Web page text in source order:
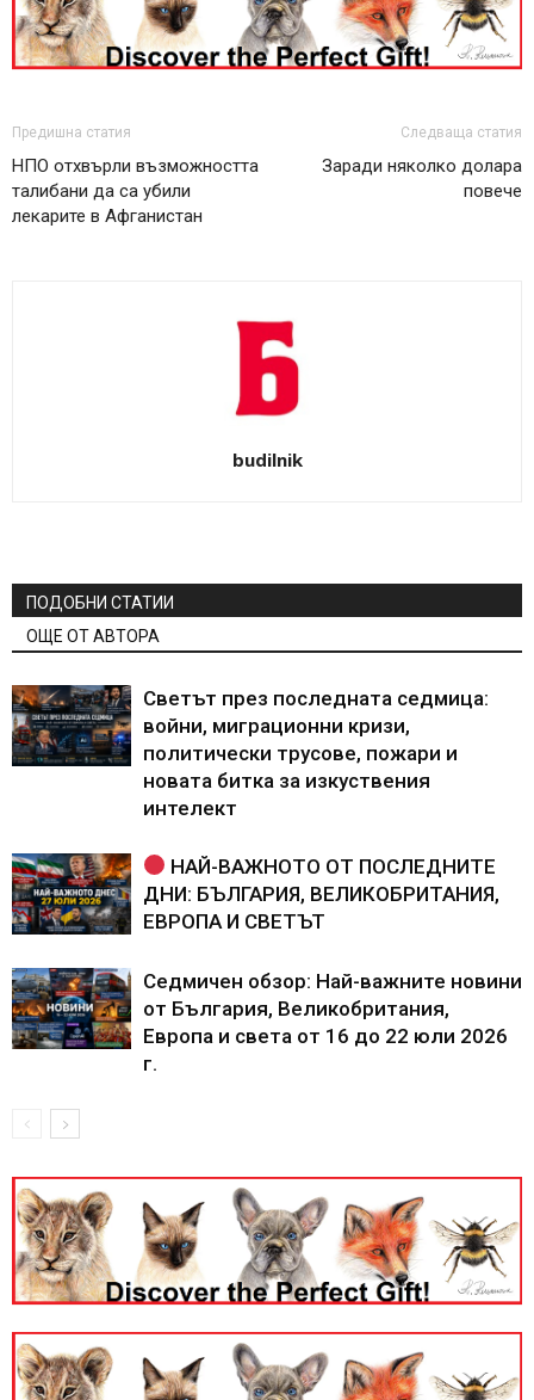
Предишна статия
НПО отхвърли възможността
талибани да са убили
лекарите в Афганистан
Следваща статия
Заради няколко долара
повече
budilnik
ПОДОБНИ СТАТИИ
ОЩЕ ОТ АВТОРА
Светът през последната седмица:
войни, миграционни кризи,
политически трусове, пожари и
новата битка за изкуствения
интелект
НАЙ-ВАЖНОТО ОТ ПОСЛЕДНИТЕ
ДНИ: БЪЛГАРИЯ, ВЕЛИКОБРИТАНИЯ,
ЕВРОПА И СВЕТЪТ
Седмичен обзор: Най-важните новини
от България, Великобритания,
Европа и света от 16 до 22 юли 2026
г.